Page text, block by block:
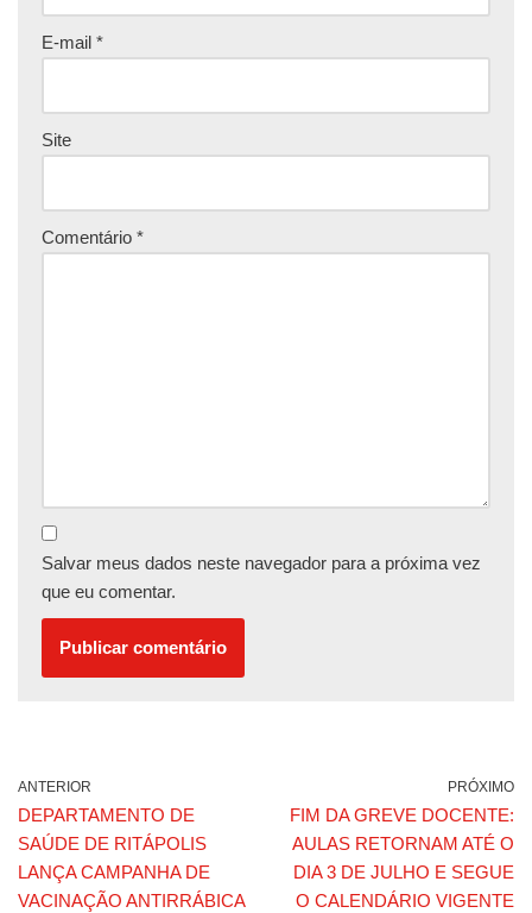
E-mail *
Site
Comentário *
Salvar meus dados neste navegador para a próxima vez
que eu comentar.
ANTERIOR
DEPARTAMENTO DE
SAÚDE DE RITÁPOLIS
LANÇA CAMPANHA DE
VACINAÇÃO ANTIRRÁBICA
PRÓXIMO
FIM DA GREVE DOCENTE:
AULAS RETORNAM ATÉ O
DIA 3 DE JULHO E SEGUE
O CALENDÁRIO VIGENTE